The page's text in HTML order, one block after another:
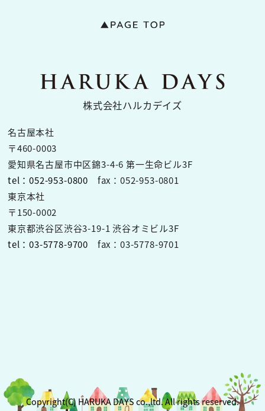
株式会社ハルカデイズ
名古屋本社
〒460-0003
愛知県名古屋市中区錦3-4-6 第一生命ビル3F
tel：052-953-0800 fax：052-953-0801
東京本社
〒150-0002
東京都渋谷区渋谷3-19-1 渋谷オミビル3F
tel：03-5778-9700 fax：03-5778-9701
Copyright(C) HARUKA DAYS co.,ltd. All rights reserved.